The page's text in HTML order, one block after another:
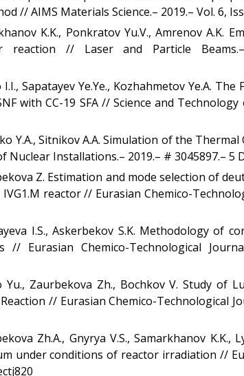
AIMS Materials Science.– 2019.– Vol. 6,
K.K., Ponkratov Yu.V., Amrenov
// Laser and Particle
Sapatayev Ye.Ye., Kozhahmetov Ye.A.
with CC-19 SFA // Science and
Y.A., Sitnikov A.A. Simulation of the
Installations.– 2019.– # 3045897.– 5
Z. Estimation and mode selection of
reactor // Eurasian Chemico-
I.S., Askerbekov S.K. Methodology
Eurasian Chemico-Technological
Zaurbekova Zh., Bochkov V. Study of
// Eurasian Chemico-Technological
Zh.A., Gnyrya V.S., Samarkhanov
under conditions of reactor irradiation //